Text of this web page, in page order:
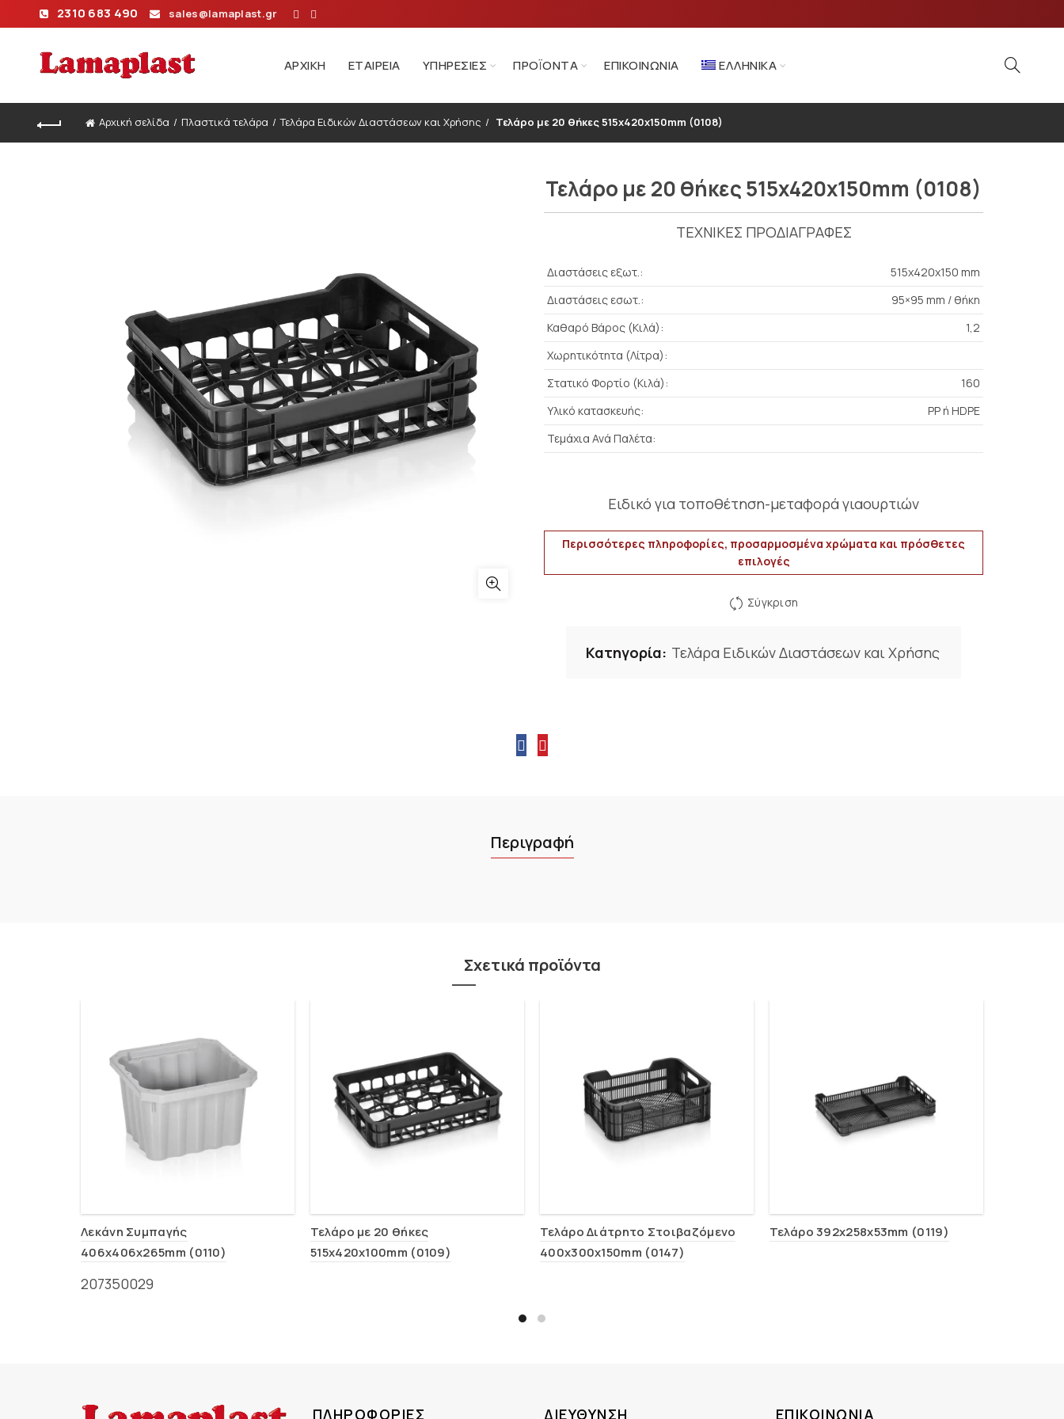
2310 683 490 sales@lamaplast.gr
ΑΡΧΙΚΉ ΕΤΑΙΡΕΊΑ ΥΠΗΡΕΣΊΕΣ ΠΡΟΪΌΝΤΑ ΕΠΙΚΟΙΝΩΝΊΑ ΕΛΛΗΝΙΚΆ
Αρχική σελίδα Πλαστικά τελάρα Τελάρα Ειδικών Διαστάσεων και Χρήσης Τελάρο με 20 θήκες 515x420x150mm (0108)
Τελάρο με 20 θήκες 515x420x150mm (0108)
ΤΕΧΝΙΚΕΣ ΠΡΟΔΙΑΓΡΑΦΕΣ
Διαστάσεις εξωτ.:
515x420x150 mm
Διαστάσεις εσωτ.:
95×95 mm / θήκη
Καθαρό Βάρος (Κιλά):
1,2
Χωρητικότητα (Λίτρα):
Στατικό Φορτίο (Κιλά):
160
Υλικό κατασκευής:
PP ή HDPE
Τεμάχια Ανά Παλέτα:
Ειδικό για τοποθέτηση-μεταφορά γιαουρτιών
Περισσότερες πληροφορίες, προσαρμοσμένα χρώματα και πρόσθετες
επιλογές
Σύγκριση
Κατηγορία: Τελάρα Ειδικών Διαστάσεων και Χρήσης
Περιγραφή
Σχετικά προϊόντα
Λεκάνη Συμπαγής
406x406x265mm (0110)
207350029
Τελάρο με 20 θήκες
515x420x100mm (0109)
Τελάρο Διάτρητο Στοιβαζόμενο
400x300x150mm (0147)
Τελάρο 392x258x53mm (0119)
ΠΛΗΡΟΦΟΡΊΕΣ ΔΙΕΎΘΥΝΣΗ ΕΠΙΚΟΙΝΩΝΊΑ